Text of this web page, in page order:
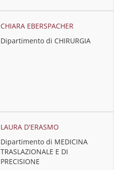
CHIARA EBERSPACHER
Dipartimento di CHIRURGIA
LAURA D'ERASMO
Dipartimento di MEDICINA
TRASLAZIONALE E DI
PRECISIONE